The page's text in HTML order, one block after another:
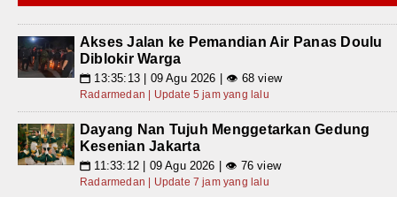
Akses Jalan ke Pemandian Air Panas Doulu
Diblokir Warga
📅 13:35:13 | 09 Agu 2026 | 👁 68 view
Radarmedan | Update 5 jam yang lalu
Dayang Nan Tujuh Menggetarkan Gedung
Kesenian Jakarta
📅 11:33:12 | 09 Agu 2026 | 👁 76 view
Radarmedan | Update 7 jam yang lalu